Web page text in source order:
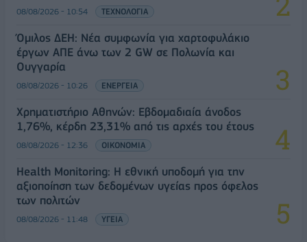
08/08/2026 - 10:54 ΤΕΧΝΟΛΟΓΙΑ
Όμιλος ΔΕΗ: Νέα συμφωνία για χαρτοφυλάκιο
έργων ΑΠΕ άνω των 2 GW σε Πολωνία και
Ουγγαρία
08/08/2026 - 10:26 ΕΝΕΡΓΕΙΑ
Χρηματιστήριο Αθηνών: Εβδομαδιαία άνοδος
1,76%, κέρδη 23,31% από τις αρχές του έτους
08/08/2026 - 12:36 ΟΙΚΟΝΟΜΙΑ
Health Monitoring: Η εθνική υποδομή για την
αξιοποίηση των δεδομένων υγείας προς όφελος
των πολιτών
08/08/2026 - 11:48 ΥΓΕΙΑ